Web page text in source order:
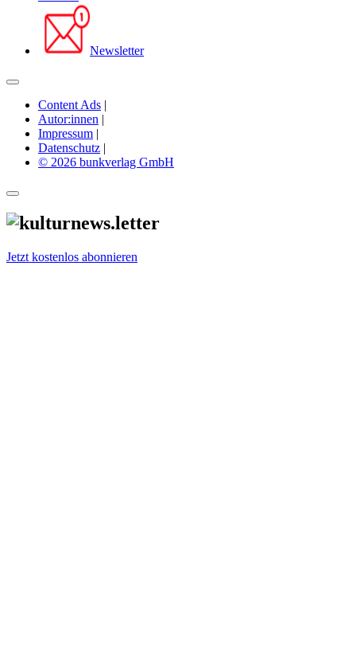
Newsletter
Content Ads |
Autor:innen |
Impressum |
Datenschutz |
© 2026 bunkverlag GmbH
Jetzt kostenlos abonnieren